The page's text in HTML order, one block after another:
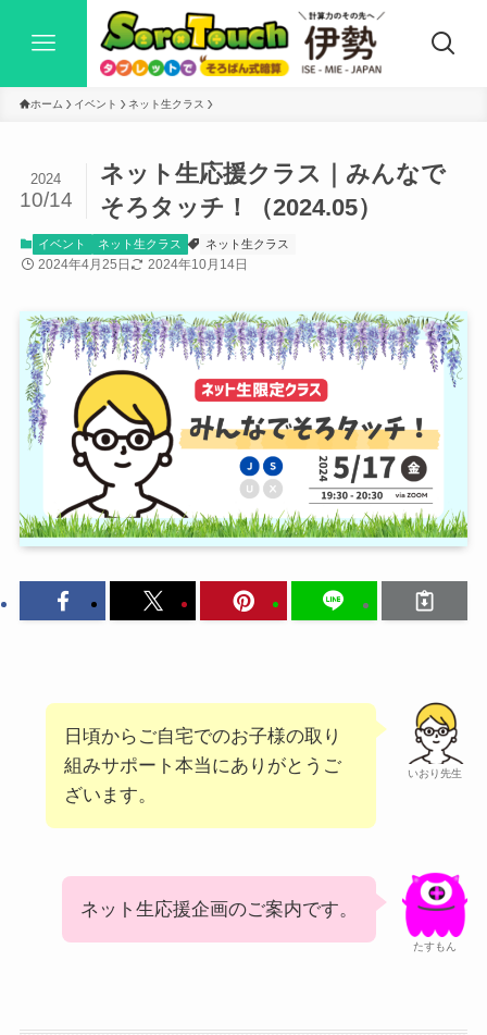
ホーム イベント ネット生クラス
ネット生応援クラス｜みんなで
そろタッチ！（2024.05）
2024
10/14
イベント ネット生クラス ネット生クラス
2024年4月25日 2024年10月14日
いおり先生
日頃からご自宅でのお子様の取り
組みサポート本当にありがとうご
ざいます。
たすもん
ネット生応援企画のご案内です。